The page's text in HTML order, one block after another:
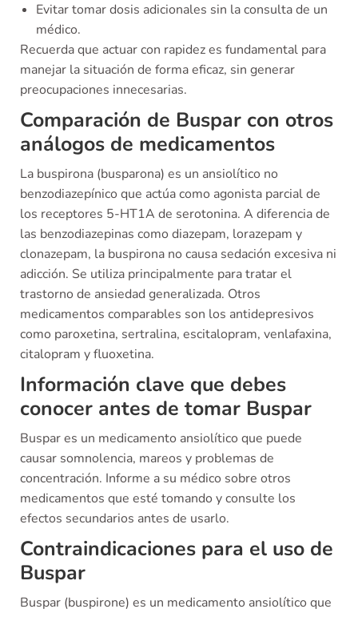
Evitar tomar dosis adicionales sin la consulta de un
médico.
Recuerda que actuar con rapidez es fundamental para
manejar la situación de forma eficaz, sin generar
preocupaciones innecesarias.
Comparación de Buspar con otros
análogos de medicamentos
La buspirona (busparona) es un ansiolítico no
benzodiazepínico que actúa como agonista parcial de
los receptores 5-HT1A de serotonina. A diferencia de
las benzodiazepinas como diazepam, lorazepam y
clonazepam, la buspirona no causa sedación excesiva ni
adicción. Se utiliza principalmente para tratar el
trastorno de ansiedad generalizada. Otros
medicamentos comparables son los antidepresivos
como paroxetina, sertralina, escitalopram, venlafaxina,
citalopram y fluoxetina.
Información clave que debes
conocer antes de tomar Buspar
Buspar es un medicamento ansiolítico que puede
causar somnolencia, mareos y problemas de
concentración. Informe a su médico sobre otros
medicamentos que esté tomando y consulte los
efectos secundarios antes de usarlo.
Contraindicaciones para el uso de
Buspar
Buspar (buspirone) es un medicamento ansiolítico que